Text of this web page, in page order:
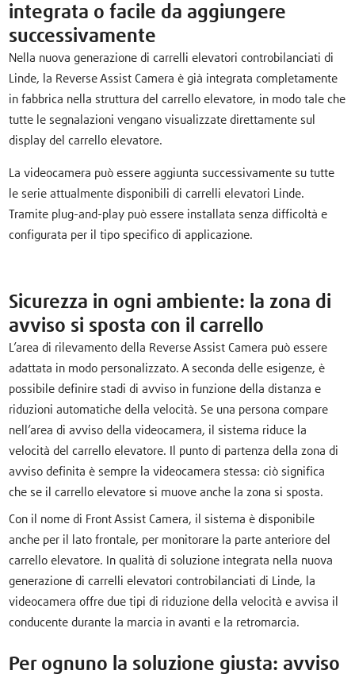
integrata o facile da aggiungere
successivamente
Nella nuova generazione di carrelli elevatori controbilanciati di
Linde, la Reverse Assist Camera è già integrata completamente
in fabbrica nella struttura del carrello elevatore, in modo tale che
tutte le segnalazioni vengano visualizzate direttamente sul
display del carrello elevatore.
La videocamera può essere aggiunta successivamente su tutte
le serie attualmente disponibili di carrelli elevatori Linde.
Tramite plug-and-play può essere installata senza difficoltà e
configurata per il tipo specifico di applicazione.
Sicurezza in ogni ambiente: la zona di
avviso si sposta con il carrello
L’area di rilevamento della Reverse Assist Camera può essere
adattata in modo personalizzato. A seconda delle esigenze, è
possibile definire stadi di avviso in funzione della distanza e
riduzioni automatiche della velocità. Se una persona compare
nell’area di avviso della videocamera, il sistema riduce la
velocità del carrello elevatore. Il punto di partenza della zona di
avviso definita è sempre la videocamera stessa: ciò significa
che se il carrello elevatore si muove anche la zona si sposta.
Con il nome di Front Assist Camera, il sistema è disponibile
anche per il lato frontale, per monitorare la parte anteriore del
carrello elevatore. In qualità di soluzione integrata nella nuova
generazione di carrelli elevatori controbilanciati di Linde, la
videocamera offre due tipi di riduzione della velocità e avvisa il
conducente durante la marcia in avanti e la retromarcia.
Per ognuno la soluzione giusta: avviso